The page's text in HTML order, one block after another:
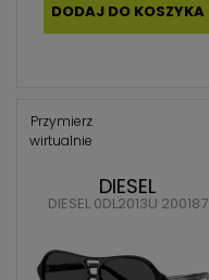
DODAJ DO KOSZYKA
Przymierz
wirtualnie
DIESEL
DIESEL 0DL2013U 200187